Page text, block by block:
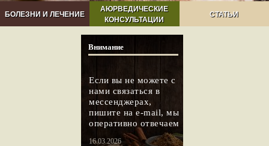
БОЛЕЗНИ И ЛЕЧЕНИЕ
АЮРВЕДИЧЕСКИЕ
КОНСУЛЬТАЦИИ
СТАТЬИ
Внимание
Если вы не можете с
нами связаться в
мессенджерах,
пишите на e-mail, мы
оперативно отвечаем
16.03.2026